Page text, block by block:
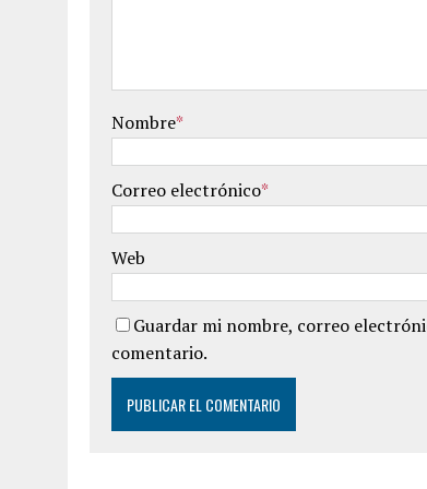
Nombre*
Correo electrónico*
Web
Guardar mi nombre, correo
comentario.